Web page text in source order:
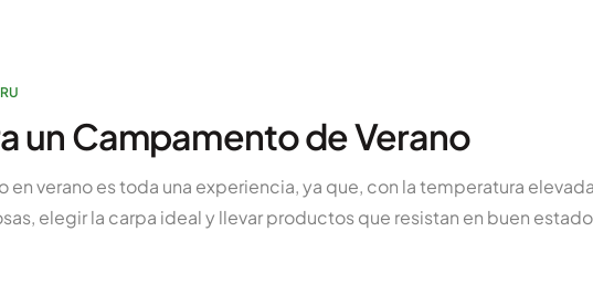
un Campamento de Verano
en verano es toda una experiencia, ya que, con la temperatura
elegir la carpa ideal y llevar productos que resistan en buen